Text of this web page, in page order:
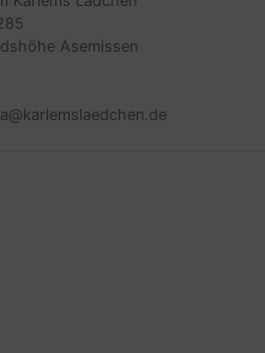
Asemissen